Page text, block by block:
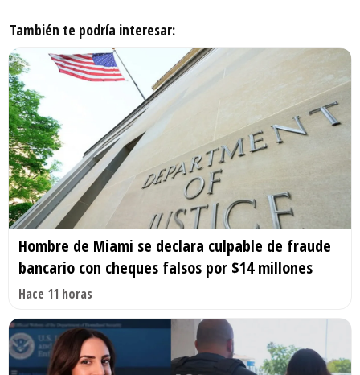
También te podría interesar:
Hombre de Miami se declara culpable de fraude
bancario con cheques falsos por $14 millones
Hace 11 horas